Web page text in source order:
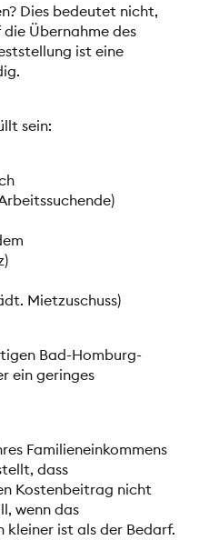
Dies bedeutet nicht,
die Übernahme des
ist eine
sein:
Mietzuschuss)
Bad-Homburg-
ein geringes
Familieneinkommens
dass
Kostenbeitrag nicht
wenn das
kleiner ist als der Bedarf.